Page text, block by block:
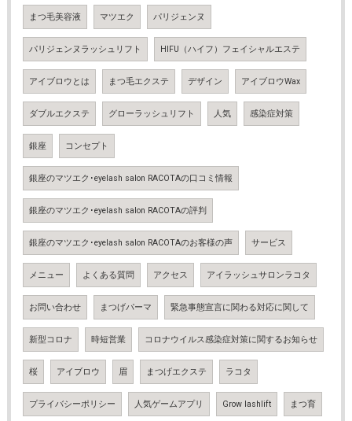
まつ毛美容液 マツエク パリジェンヌ
パリジェンヌラッシュリフト HIFU（ハイフ）フェイシャルエステ
アイブロウとは まつ毛エクステ デザイン アイブロウWax
ダブルエクステ グローラッシュリフト 人気 感染症対策
銀座 コンセプト
銀座のマツエク･eyelash salon RACOTAの口コミ情報
銀座のマツエク･eyelash salon RACOTAの評判
銀座のマツエク･eyelash salon RACOTAのお客様の声 サービス
メニュー よくある質問 アクセス アイラッシュサロンラコタ
お問い合わせ まつげパーマ 緊急事態宣言に関わる対応に関して
新型コロナ 時短営業 コロナウイルス感染症対策に関するお知らせ
桜 アイブロウ 眉 まつげエクステ ラコタ
プライバシーポリシー 人気ゲームアプリ Grow lashlift まつ育